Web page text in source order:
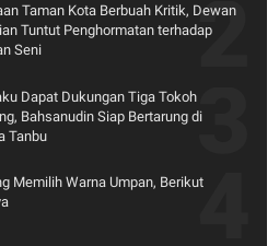
Taman Kota Berbuah Kritik, Dewan
Tuntut Penghormatan terhadap
Seni
Dapat Dukungan Tiga Tokoh
Bahsanudin Siap Bertarung di
Tanbu
Memilih Warna Umpan, Berikut